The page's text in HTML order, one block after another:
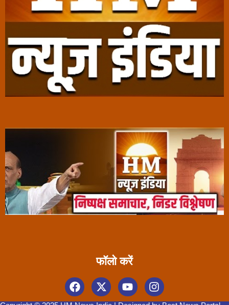
फॉलो करें